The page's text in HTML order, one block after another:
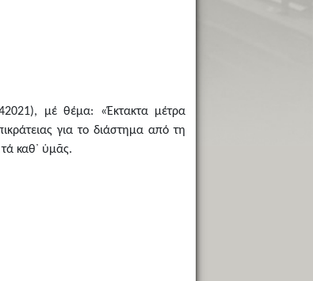
μέ θέμα: «Έκτακτα μέτρα
για το διάστημα από τη
καθ᾿ ὑμᾶς.